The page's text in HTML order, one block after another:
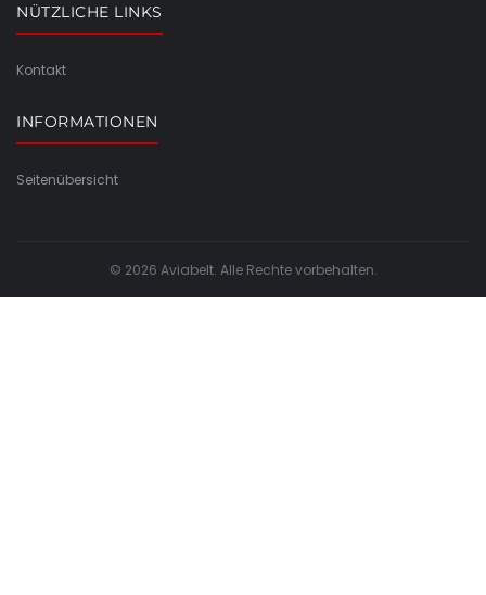
NÜTZLICHE LINKS
Kontakt
INFORMATIONEN
Seitenübersicht
© 2026 Aviabelt. Alle Rechte vorbehalten.